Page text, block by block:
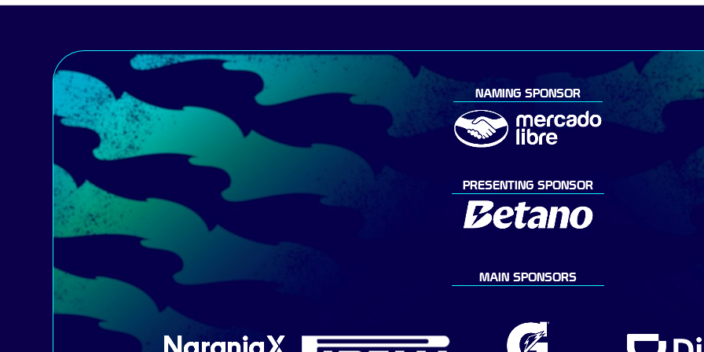
NAMING SPONSOR
PRESENTING SPONSOR
MAIN SPONSORS